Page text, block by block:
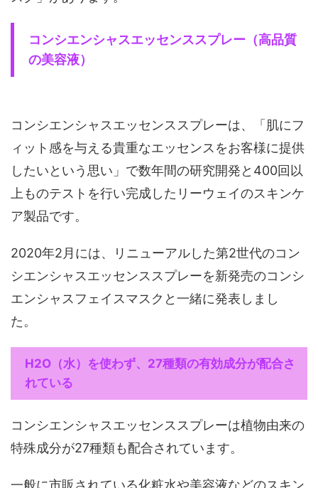
コンシエンシャスエッセンススプレー（高品質
の美容液）
コンシエンシャスエッセンススプレーは、「肌にフ
ィット感を与える貴重なエッセンスをお客様に提供
したいという思い」で数年間の研究開発と400回以
上ものテストを行い完成したリーウェイのスキンケ
ア製品です。
2020年2月には、リニューアルした第2世代のコン
シエンシャスエッセンススプレーを新発売のコンシ
エンシャスフェイスマスクと一緒に発表しまし
た。
H2O（水）を使わず、27種類の有効成分が配合さ
れている
コンシエンシャスエッセンススプレーは植物由来の
特殊成分が27種類も配合されています。
一般に市販されている化粧水や美容液などのスキン